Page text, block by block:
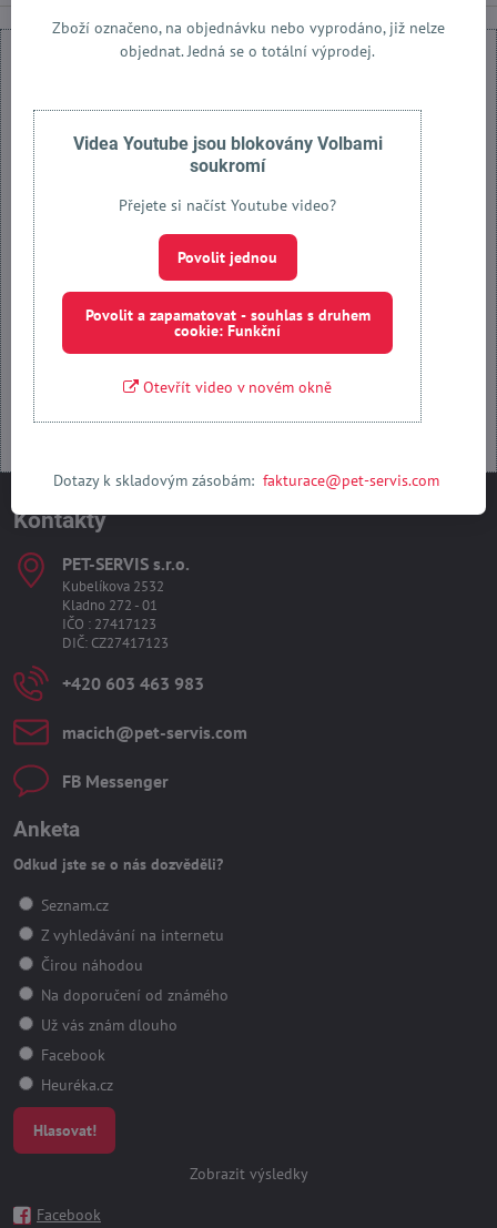
Externí obsah je blokován Volbami soukromí
Povolit jednou
Povolit a zapamatovat - souhlas s druhem cookie: Funkční
Otevřít obsah v novém okně
Kontakty
PET-SERVIS s​.r​.o​.
Kubelíkova 2532
Kladno 272 - 01
IČO : 27417123
DIČ: CZ27417123
+420 603 463 983
macich​@pet-servis​.com
FB Messenger
Anketa
Odkud jste se o nás dozvěděli?
Seznam.cz
Z vyhledávání na internetu
Čirou náhodou
Na doporučení od známého
Už vás znám dlouho
Facebook
Heuréka.cz
Hlasovat!
Zobrazit výsledky
Facebook
Zboží označeno, na objednávku nebo vyprodáno, již nelze
objednat. Jedná se o totální výprodej.
Videa Youtube jsou blokovány Volbami
soukromí
Přejete si načíst Youtube video?
Povolit jednou
Povolit a zapamatovat - souhlas s druhem
cookie: Funkční
Otevřít video v novém okně
Dotazy k skladovým zásobám:fakturace@pet-servis.com